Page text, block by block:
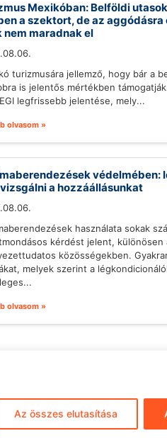
Az összes elutasítása
Mexikóban: Belföldi
a szektort, de az aggódásra
nem maradnak el
turizmusára jellemző, hogy bár a
is jelentős mértékben
legfrissebb jelentése, mely...
olvasom »
védelmében:
a hozzáállásunkat
használata sokak
kérdést jelent, különösen
közösségekben.
melyek szerint a
olvasom »
ÁSZF